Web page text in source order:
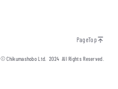
PageTop
© Chikumashobo Ltd.2024 All Rights Reserved.